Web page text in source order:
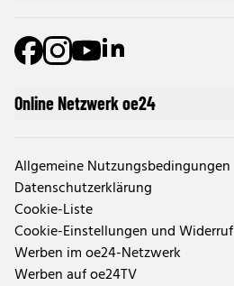
Online Netzwerk oe24
Allgemeine Nutzungsbedingungen
Datenschutzerklärung
Cookie-Liste
Cookie-Einstellungen und Widerruf
Werben im oe24-Netzwerk
Werben auf oe24TV